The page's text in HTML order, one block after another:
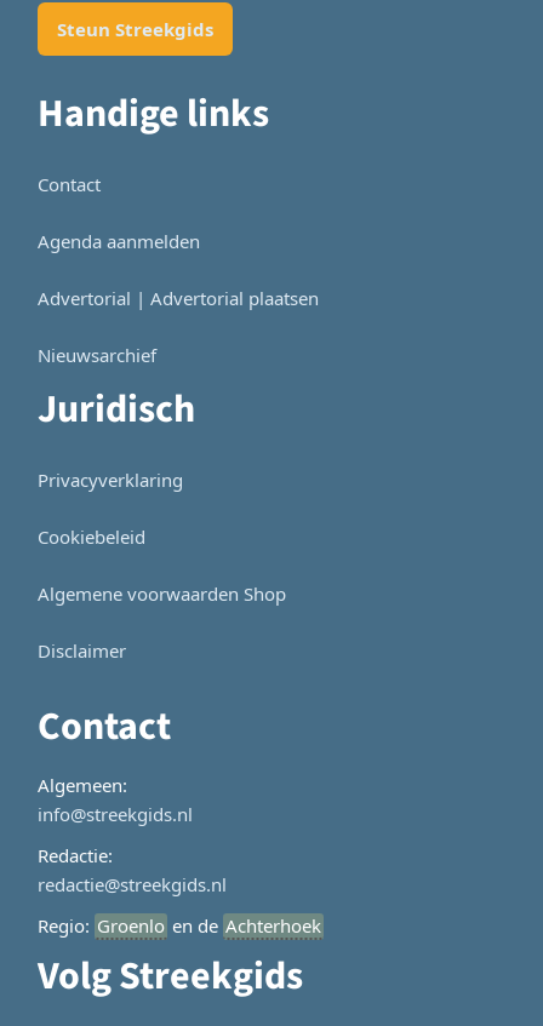
Steun Streekgids
Handige links
Contact
Agenda aanmelden
Advertorial | Advertorial plaatsen
Nieuwsarchief
Juridisch
Privacyverklaring
Cookiebeleid
Algemene voorwaarden Shop
Disclaimer
Contact
Algemeen:
info@streekgids.nl
Redactie:
redactie@streekgids.nl
Regio: Groenlo en de Achterhoek
Volg Streekgids